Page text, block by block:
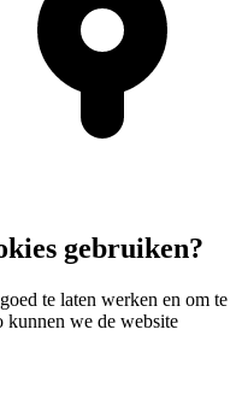
gebruiken?
te laten werken en om te
kunnen we de website